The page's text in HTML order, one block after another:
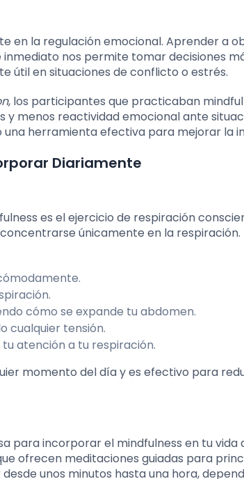
en la regulación emocional. Aprender a
nos permite tomar decisiones
útil en situaciones de conflicto o estrés.
, los participantes que practicaban
menos reactividad emocional ante
una herramienta efectiva para mejorar la
Diariamente
es el ejercicio de respiración
únicamente en la respiración.
cómo se expande tu abdomen.
cualquier tensión.
atención a tu respiración.
momento del día y es efectivo para
para incorporar el mindfulness en tu vida
ofrecen meditaciones guiadas para
unos minutos hasta una hora,